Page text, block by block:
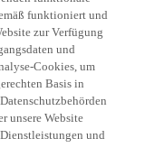
funktioniert und
zur Verfügung
und
Cookies, um
Basis in
unsere Website
Dienstleistungen und